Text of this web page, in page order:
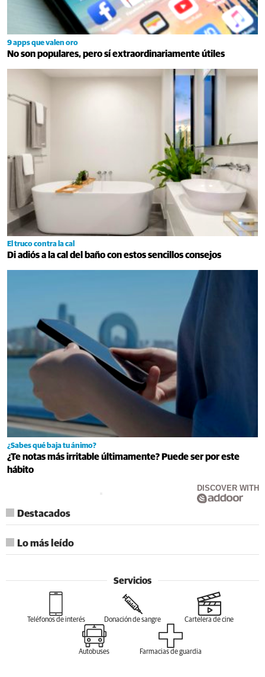
9 apps que valen oro
No son populares, pero sí extraordinariamente útiles
El truco contra la cal
Di adiós a la cal del baño con estos sencillos consejos
¿Sabes qué baja tu ánimo?
¿Te notas más irritable últimamente? Puede ser por este
hábito
DISCOVER WITH
Destacados
Lo más leído
Servicios
Teléfonos de interés Donación de sangre Cartelera de cine
Autobuses Farmacias de guardia